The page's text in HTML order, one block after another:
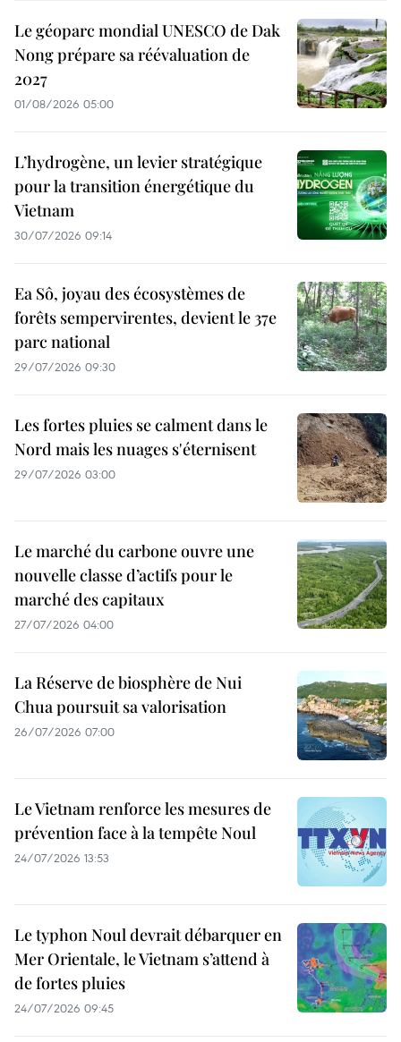
Le géoparc mondial UNESCO de Dak
Nong prépare sa réévaluation de
2027
01/08/2026 05:00
L’hydrogène, un levier stratégique
pour la transition énergétique du
Vietnam
30/07/2026 09:14
Ea Sô, joyau des écosystèmes de
forêts sempervirentes, devient le 37e
parc national
29/07/2026 09:30
Les fortes pluies se calment dans le
Nord mais les nuages s'éternisent
29/07/2026 03:00
Le marché du carbone ouvre une
nouvelle classe d’actifs pour le
marché des capitaux
27/07/2026 04:00
La Réserve de biosphère de Nui
Chua poursuit sa valorisation
26/07/2026 07:00
Le Vietnam renforce les mesures de
prévention face à la tempête Noul
24/07/2026 13:53
Le typhon Noul devrait débarquer en
Mer Orientale, le Vietnam s’attend à
de fortes pluies
24/07/2026 09:45